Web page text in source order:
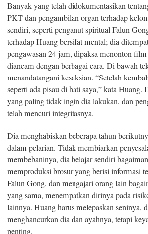
Banyak yang telah didokumentasikan
PKT dan pengambilan organ terhadap
sendiri, seperti penganut spiritual Falun
terhadap Huang bersifat mental; dia
pengawasan 24 jam, dipaksa menonton
diancam dengan berbagai cara. Di bawah
menandatangani kesaksian. “Setelah
seperti ada pisau di hati saya,” kata Huang.
yang paling tidak ingin dia lakukan, dan
telah mencuri integritasnya.
Dia menghabiskan beberapa tahun
dalam pelarian. Tidak membiarkan
membebaninya, dia belajar sendiri
memproduksi brosur yang berisi informasi
Falun Gong, dan mengajari orang lain
yang sama, menempatkan dirinya pada
lainnya. Huang harus melepaskan seninya,
menghancurkan dia dan ayahnya, tetapi
penting.